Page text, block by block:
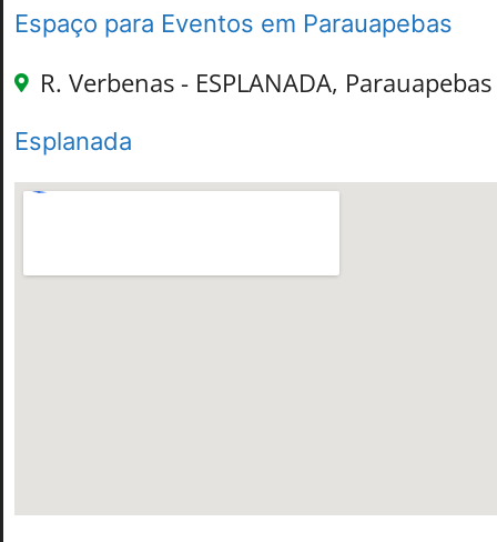
Espaço para Eventos em Parauapebas
R. Verbenas - ESPLANADA, Parauapebas
Esplanada